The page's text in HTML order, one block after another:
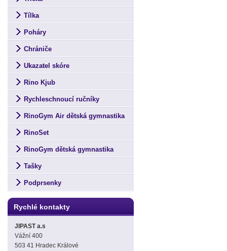
Tílka
Poháry
Chrániče
Ukazatel skóre
Rino Kjub
Rychleschnoucí ručníky
RinoGym Air dětská gymnastika
RinoSet
RinoGym dětská gymnastika
Tašky
Podprsenky
Rychlé kontakty
JIPAST a.s
Vážní 400
503 41 Hradec Králové